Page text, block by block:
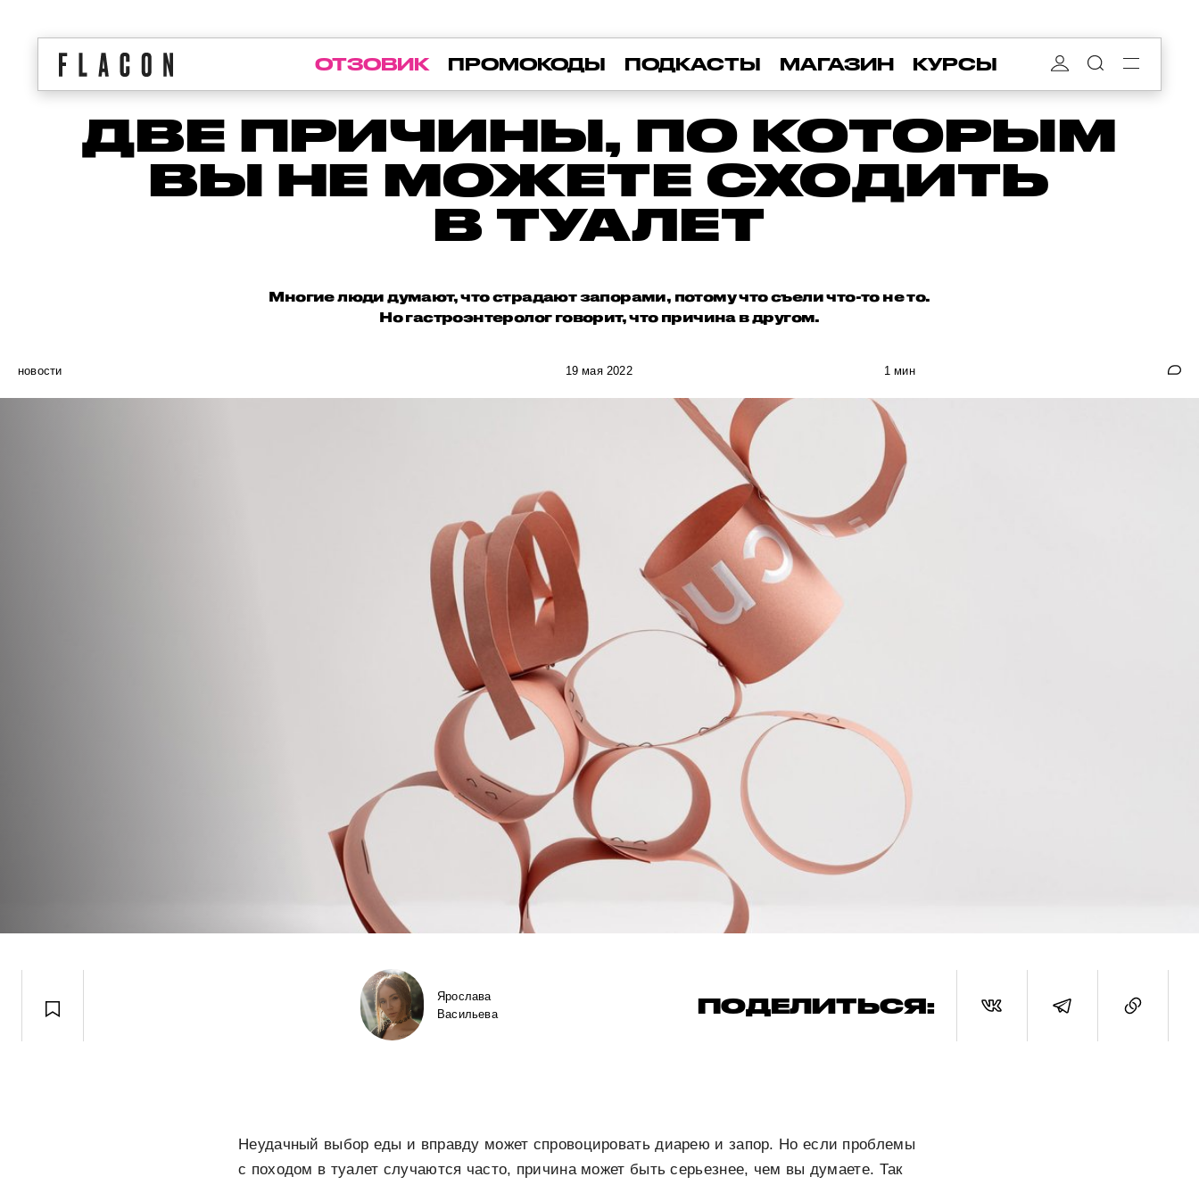
ОТЗОВИК ПРОМОКОДЫ ПОДКАСТЫ МАГАЗИН КУРСЫ
ДВЕ ПРИЧИНЫ, ПО КОТОРЫМ
ВЫ НЕ МОЖЕТЕ СХОДИТЬ
В ТУАЛЕТ
Многие люди думают, что страдают запорами, потому что съели что-то не то.
Но гастроэнтеролог говорит, что причина в другом.
новости 19 мая 2022 1 мин
Ярослава
Васильева
ПОДЕЛИТЬСЯ:
Неудачный выбор еды и вправду может спровоцировать диарею и запор. Но если проблемы
с походом в туалет случаются часто, причина может быть серьезнее, чем вы думаете. Так